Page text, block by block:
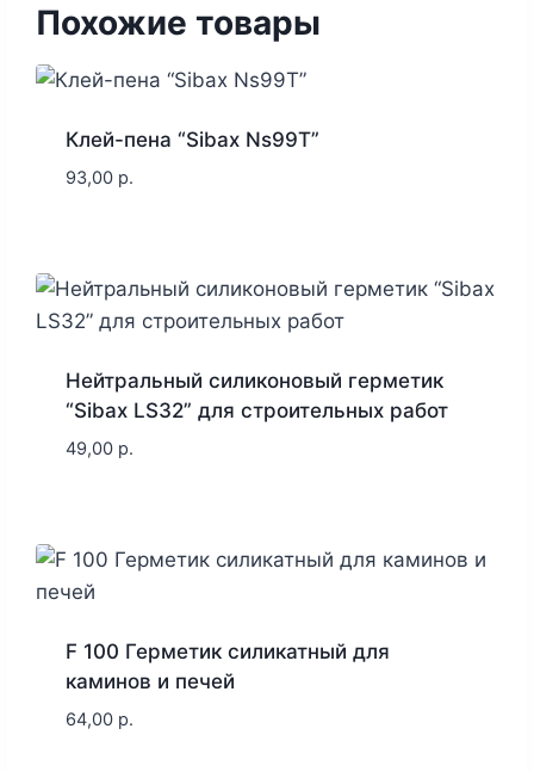
Похожие товары
Клей-пена “Sibax Ns99T”
93,00 р.
Нейтральный силиконовый герметик
“Sibax LS32” для строительных работ
49,00 р.
F 100 Герметик силикатный для
каминов и печей
64,00 р.